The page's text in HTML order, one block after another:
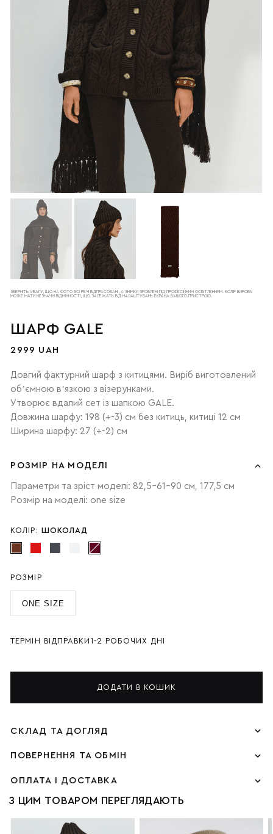
ЗВЕРНІТЬ УВАГУ, ЩО НА ФОТО ВСІ РЕЧІ ВІДПРАСОВАНІ, А ЗНІМКИ ЗРОБЛЕНІ ПІД ПРОФЕСІЙНИМ ОСВІТЛЕННЯМ. КОЛІР ВИРОБУ
МОЖЕ МАТИ НЕЗНАЧНІ ВІДМІННОСТІ, ЩО ЗАЛЕЖАТЬ ВІД НАЛАШТУВАНЬ ЕКРАНА ВАШОГО ПРИСТРОЮ.
ШАРФ GALE
2999 UAH
Довгий фактурний шарф з китицями. Виріб виготовлений
обʼємною вʼязкою з візерунками.
Утворює вдалий сет із шапкою GALE.
Довжина шарфу: 198 (+-3) см без китиць, китиці 12 см
Ширина шарфу: 27 (+-2) см
РОЗМІР НА МОДЕЛІ
Параметри та зріст моделі: 82,5-61-90 см, 177,5 см
Розмір на моделі: one size
КОЛІР: ШОКОЛАД
РОЗМІР
ONE SIZE
ТЕРМІН ВІДПРАВКИ 1-2 РОБОЧИХ ДНІ
ДОДАТИ В КОШИК
СКЛАД ТА ДОГЛЯД
ПОВЕРНЕННЯ ТА ОБМІН
ОПЛАТА І ДОСТАВКА
З ЦИМ ТОВАРОМ ПЕРЕГЛЯДАЮТЬ